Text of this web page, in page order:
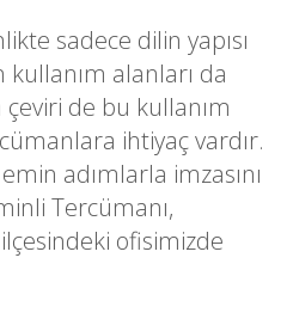
sadece dilin yapısı
kullanım alanları da
de bu kullanım
ihtiyaç vardır.
emin adımlarla imzasını
Tercümanı,
ofisimizde